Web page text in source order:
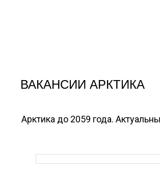
ВАКАНСИИ АРКТИКА
Арктика до 2059 года.